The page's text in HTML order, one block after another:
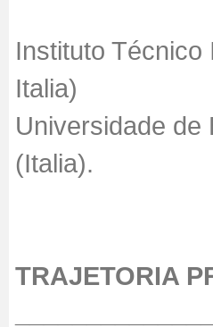
Instituto
Italia)
Universidade de
(Italia).
TRAJETORIA